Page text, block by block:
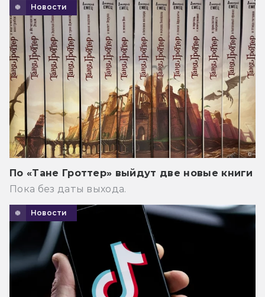
Новости
По «Тане Гроттер» выйдут две новые книги
Пока без даты выхода.
Новости